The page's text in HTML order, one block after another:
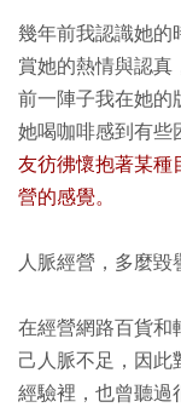
幾年前我認識她的
賞她的熱情與認真
前一陣子我在她的
她喝咖啡感到有些
友彷彿懷抱著某種
營的感覺。
人脈經營，多麼毀
在經營網路百貨和
己人脈不足，因此
經驗裡，也曾聽過